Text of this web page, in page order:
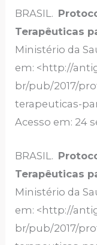
BRASIL.
Terapêuticas
Ministério da
em: <http://
br/pub/2017/
terapeuticas-
Acesso em: 24
BRASIL.
Terapêuticas
Ministério da
em: <http://
br/pub/2017/